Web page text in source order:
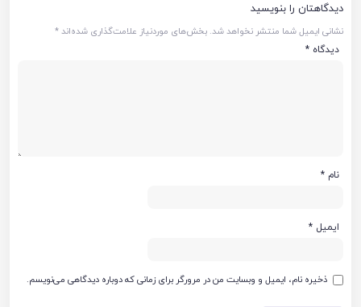
دیدگاهتان را بنویسید
نشانی ایمیل شما منتشر نخواهد شد. بخش‌های موردنیاز علامت‌گذاری شده‌اند*
دیدگاه *
نام *
ایمیل *
ذخیره نام، ایمیل و وبسایت من در مرورگر برای زمانی که دوباره دیدگاهی می‌نویسم.